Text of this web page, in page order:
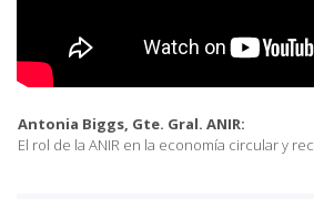
Antonia Biggs, Gte. Gral. ANIR:
El rol de la ANIR en la economía circular y